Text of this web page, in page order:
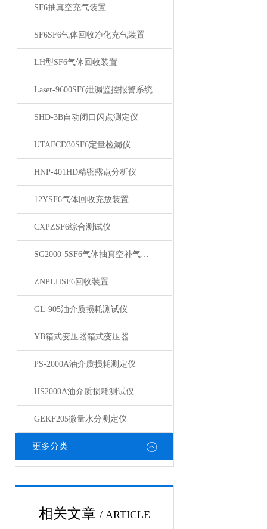
SF6抽真空充气装置
SF6SF6气体回收净化充气装置
LH型SF6气体回收装置
Laser-9600SF6泄漏监控报警系统
SHD-3B自动闭口闪点测定仪
UTAFCD30SF6定量检漏仪
HNP-401HD精密露点分析仪
12YSF6气体回收充放装置
CXPZSF6综合测试仪
SG2000-5SF6气体抽真空补气装置
ZNPLHSF6回收装置
GL-905油介质损耗测试仪
YB箱式变压器箱式变压器
PS-2000A油介质损耗测定仪
HS2000A油介质损耗测试仪
GEKF205微量水分测定仪
更多分类
相关文章 / ARTICLE